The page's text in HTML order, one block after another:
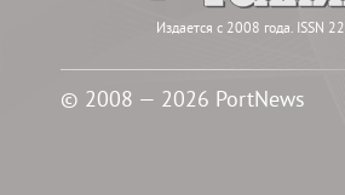
Издается с 2008 года. ISSN
© 2008 — 2026 PortNews